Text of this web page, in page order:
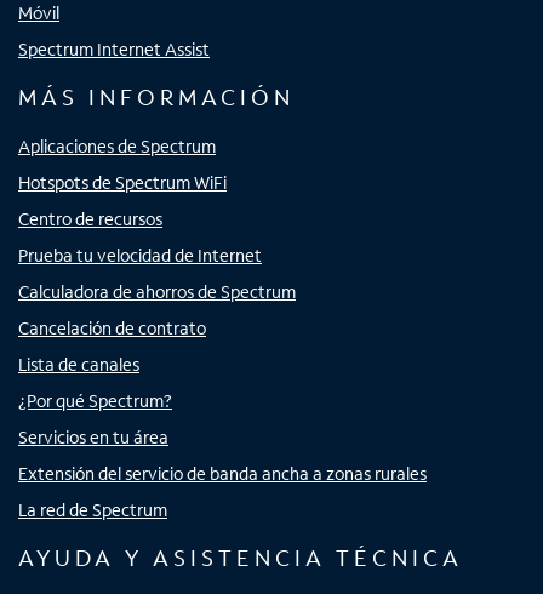
Móvil
Spectrum Internet Assist
MÁS INFORMACIÓN
Aplicaciones de Spectrum
Hotspots de Spectrum WiFi
Centro de recursos
Prueba tu velocidad de Internet
Calculadora de ahorros de Spectrum
Cancelación de contrato
Lista de canales
¿Por qué Spectrum?
Servicios en tu área
Extensión del servicio de banda ancha a zonas rurales
La red de Spectrum
AYUDA Y ASISTENCIA TÉCNICA